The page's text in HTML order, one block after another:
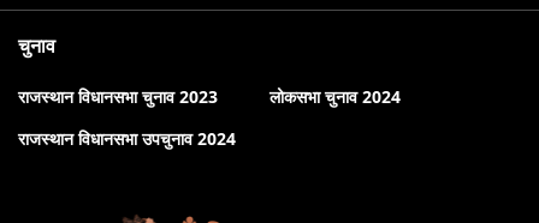
चुनाव
राजस्थान विधानसभा चुनाव 2023
लोकसभा चुनाव 2024
राजस्थान विधानसभा उपचुनाव 2024